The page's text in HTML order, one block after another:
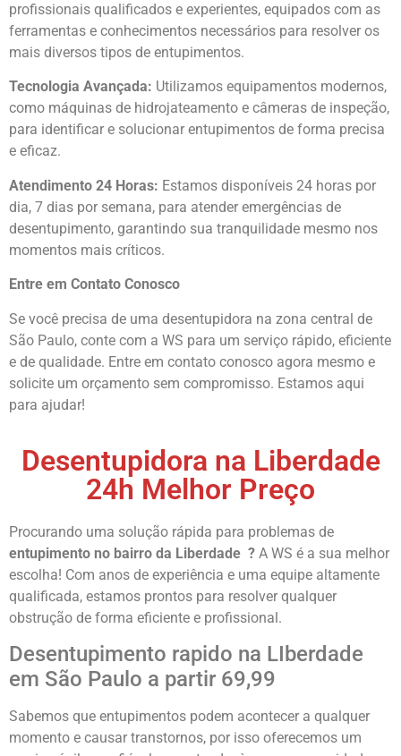
profissionais qualificados e experientes, equipados com as
ferramentas e conhecimentos necessários para resolver os
mais diversos tipos de entupimentos.
Tecnologia Avançada: Utilizamos equipamentos modernos,
como máquinas de hidrojateamento e câmeras de inspeção,
para identificar e solucionar entupimentos de forma precisa
e eficaz.
Atendimento 24 Horas: Estamos disponíveis 24 horas por
dia, 7 dias por semana, para atender emergências de
desentupimento, garantindo sua tranquilidade mesmo nos
momentos mais críticos.
Entre em Contato Conosco
Se você precisa de uma desentupidora na zona central de
São Paulo, conte com a WS para um serviço rápido, eficiente
e de qualidade. Entre em contato conosco agora mesmo e
solicite um orçamento sem compromisso. Estamos aqui
para ajudar!
Desentupidora na Liberdade
24h Melhor Preço
Procurando uma solução rápida para problemas de
entupimento no bairro da Liberdade ? A WS é a sua melhor
escolha! Com anos de experiência e uma equipe altamente
qualificada, estamos prontos para resolver qualquer
obstrução de forma eficiente e profissional.
Desentupimento rapido na LIberdade
em São Paulo a partir 69,99
Sabemos que entupimentos podem acontecer a qualquer
momento e causar transtornos, por isso oferecemos um